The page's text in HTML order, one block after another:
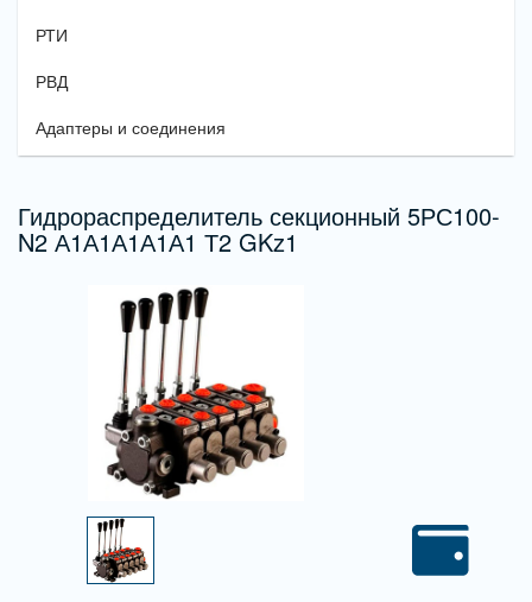
РТИ
РВД
Адаптеры и соединения
Гидрораспределитель секционный 5РС100-
N2 А1А1А1А1А1 Т2 GKz1